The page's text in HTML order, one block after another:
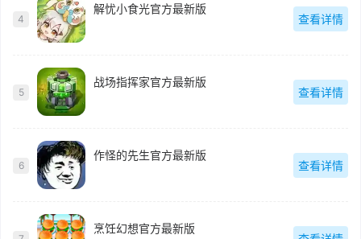
4
解忧小食光官方最新版
查看详情
5
战场指挥家官方最新版
查看详情
6
作怪的先生官方最新版
查看详情
烹饪幻想官方最新版